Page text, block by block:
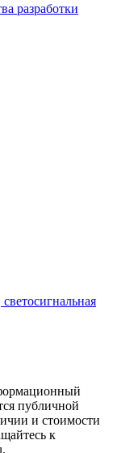
разработки
публичной
и стоимости
к